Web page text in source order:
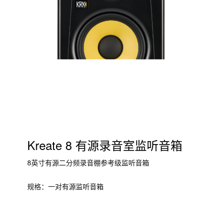
Kreate 8 有源录音室监听音箱
8英寸有源二分频录音棚参考级监听音箱
规格：一对有源监听音箱